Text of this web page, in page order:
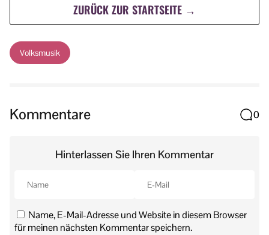
ZURÜCK ZUR STARTSEITE →
Volksmusik
Kommentare 0
Hinterlassen Sie Ihren Kommentar
Name, E-Mail-Adresse und Website in diesem Browser
für meinen nächsten Kommentar speichern.